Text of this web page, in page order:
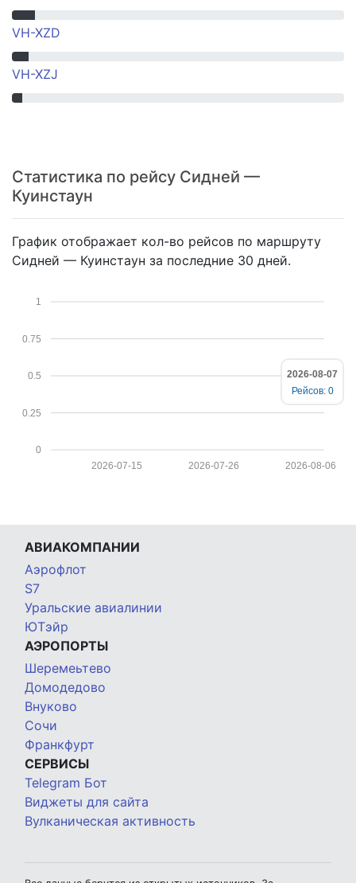
VH-XZD
VH-XZJ
Статистика по рейсу Сидней —
Куинстаун
График отображает кол-во рейсов по маршруту
Сидней — Куинстаун за последние 30 дней.
0
0.25
0.5
0.75
1
2026-08-06
2026-07-26
2026-07-15
2026-08-07
Рейсов: 0
АВИАКОМПАНИИ
Аэрофлот
S7
Уральские авиалинии
ЮТэйр
АЭРОПОРТЫ
Шеремеьтево
Домодедово
Внуково
Сочи
Франкфурт
СЕРВИСЫ
Telegram Бот
Виджеты для сайта
Вулканическая активность